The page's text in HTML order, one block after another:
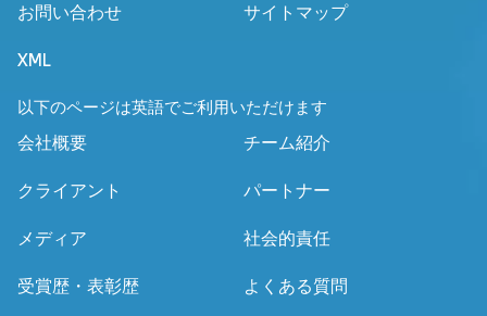
お問い合わせ サイトマップ
XML
以下のページは英語でご利用いただけます
会社概要
チーム紹介
クライアント パートナー
メディア 社会的責任
受賞歴・表彰歴 よくある質問